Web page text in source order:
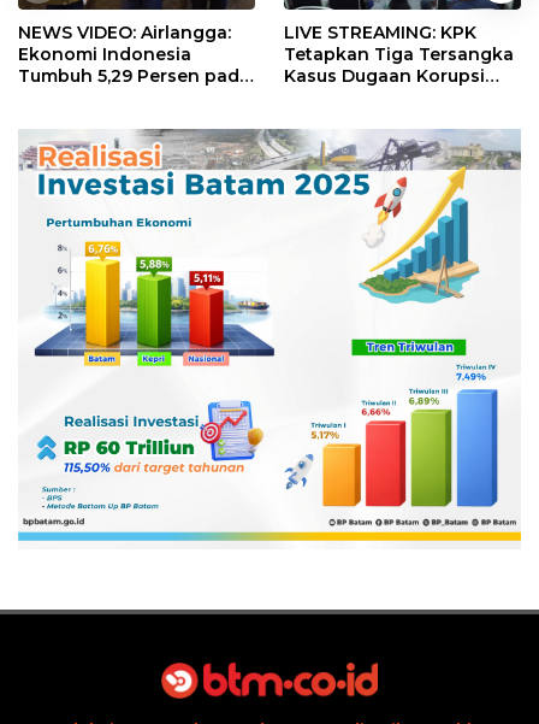
NEWS VIDEO: Airlangga:
Ekonomi Indonesia
Tumbuh 5,29 Persen pada
LIVE STREAMING: KPK
Tetapkan Tiga Tersangka
Kasus Dugaan Korupsi